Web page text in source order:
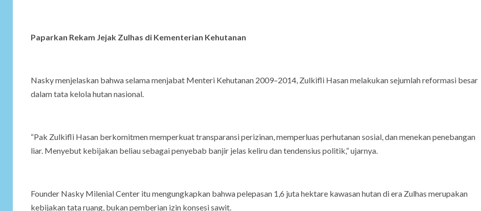
Paparkan Rekam Jejak Zulhas di Kementerian Kehutanan
Nasky menjelaskan bahwa selama menjabat Menteri Kehutanan 2009–2014, Zulkifli Hasan melakukan sejumlah reformasi besar
dalam tata kelola hutan nasional.
“Pak Zulkifli Hasan berkomitmen memperkuat transparansi perizinan, memperluas perhutanan sosial, dan menekan penebangan
liar. Menyebut kebijakan beliau sebagai penyebab banjir jelas keliru dan tendensius politik,” ujarnya.
Founder Nasky Milenial Center itu mengungkapkan bahwa pelepasan 1,6 juta hektare kawasan hutan di era Zulhas merupakan
kebijakan tata ruang, bukan pemberian izin konsesi sawit.